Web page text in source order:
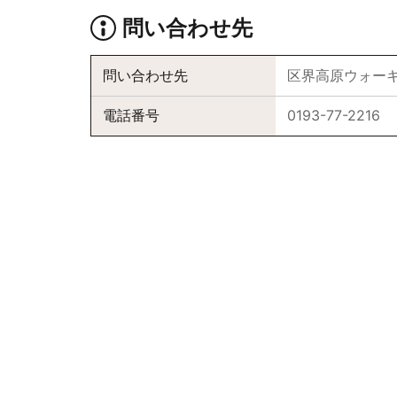
問い合わせ先
問い合わせ先 区界高原ウォー
電話番号 0193-77-2216